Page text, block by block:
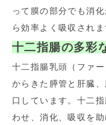
って膜の部分でも消
ら効率よく吸収されま
十二指腸の多彩
十二指腸乳頭（ファ
からきた膵管と肝臓
口しています。十二
わせ、消化、吸収を